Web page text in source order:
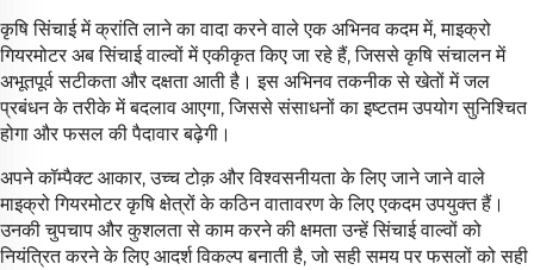
कृषि सिंचाई में क्रांति लाने का वादा करने वाले एक अभिनव कदम में, माइक्रो
गियरमोटर अब सिंचाई वाल्वों में एकीकृत किए जा रहे हैं, जिससे कृषि संचालन में
अभूतपूर्व सटीकता और दक्षता आती है। इस अभिनव तकनीक से खेतों में जल
प्रबंधन के तरीके में बदलाव आएगा, जिससे संसाधनों का इष्टतम उपयोग सुनिश्चित
होगा और फसल की पैदावार बढ़ेगी।
अपने कॉम्पैक्ट आकार, उच्च टोक़ और विश्वसनीयता के लिए जाने जाने वाले
माइक्रो गियरमोटर कृषि क्षेत्रों के कठिन वातावरण के लिए एकदम उपयुक्त हैं।
उनकी चुपचाप और कुशलता से काम करने की क्षमता उन्हें सिंचाई वाल्वों को
नियंत्रित करने के लिए आदर्श विकल्प बनाती है, जो सही समय पर फसलों को सही